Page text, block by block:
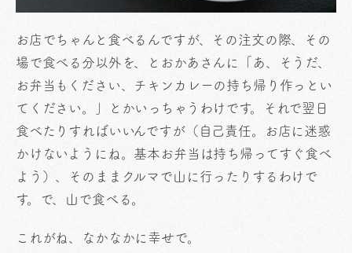
お店でちゃんと食べるんですが、その注文の際、その
場で食べる分以外を、とおかあさんに「あ、そうだ、
お弁当もください、チキンカレーの持ち帰り作っとい
てください。」とかいっちゃうわけです。それで翌日
食べたりすればいいんですが（自己責任。お店に迷惑
かけないようにね。基本お弁当は持ち帰ってすぐ食べ
よう）、そのままクルマで山に行ったりするわけで
す。で、山で食べる。
これがね、なかなかに幸せで。